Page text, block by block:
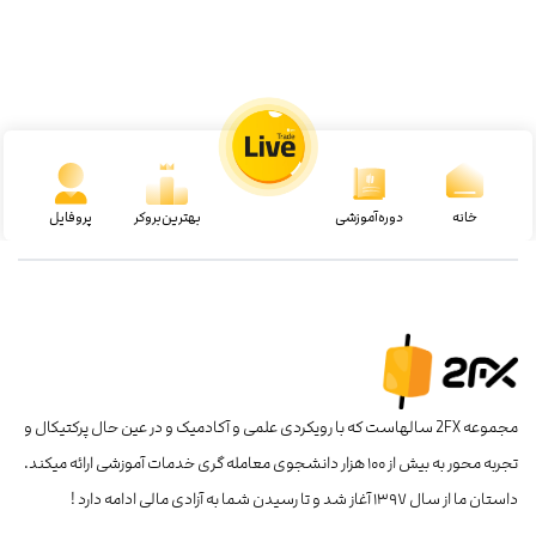
خانه دوره‌آموزشی بهترین‌بروکر پروفایل
مجموعه 2FX سالهاست که با رویکردی علمی و آکادمیک و در عین حال پرکتیکال و
تجربه محور به بیش از ۱۰۰ هزار دانشجوی معامله گری خدمات آموزشی ارائه میکند.
داستان ما از سال ۱۳۹۷ آغاز شد و تا رسیدن شما به آزادی مالی ادامه دارد !